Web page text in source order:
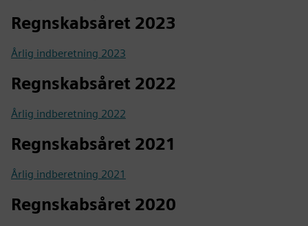
Regnskabsåret 2023
Årlig indberetning 2023
Regnskabsåret 2022
Årlig indberetning 2022
Regnskabsåret 2021
Årlig indberetning 2021
Regnskabsåret 2020